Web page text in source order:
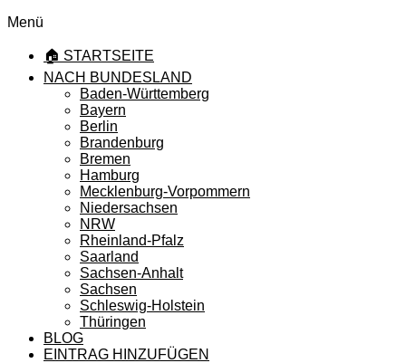
Menü
🏠 STARTSEITE
NACH BUNDESLAND
Baden-Württemberg
Bayern
Berlin
Brandenburg
Bremen
Hamburg
Mecklenburg-Vorpommern
Niedersachsen
NRW
Rheinland-Pfalz
Saarland
Sachsen-Anhalt
Sachsen
Schleswig-Holstein
Thüringen
BLOG
EINTRAG HINZUFÜGEN